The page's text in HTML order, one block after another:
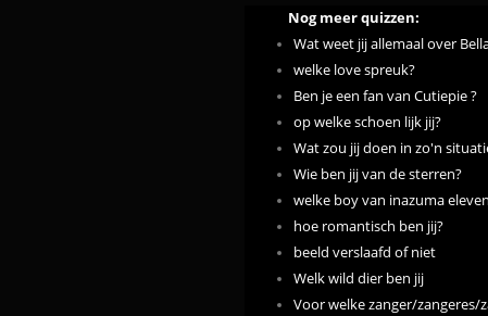
Nog meer quizzen:
Wat weet jij allemaal over
welke love spreuk?
Ben je een fan van Cutiepie ?
op welke schoen lijk jij?
Wat zou jij doen in zo'n
Wie ben jij van de sterren?
welke boy van inazuma
hoe romantisch ben jij?
beeld verslaafd of niet
Welk wild dier ben jij
Voor welke zanger/zangeres/